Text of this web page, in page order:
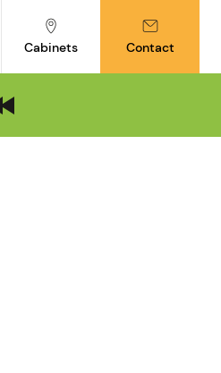
Cabinets Contact